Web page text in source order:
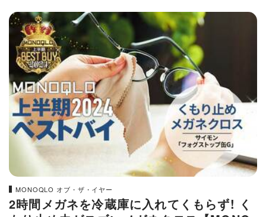
MONOQLO オブ・ザ・イヤー
2時間メガネを冷蔵庫に入れてくもらず! く